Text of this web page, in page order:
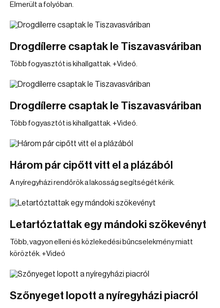
Elmerült a folyóban.
Drogdílerre csaptak le Tiszavasváriban
Több fogyasztót is kihallgattak. +Videó.
Drogdílerre csaptak le Tiszavasváriban
Több fogyasztót is kihallgattak. +Videó.
Három pár cipőtt vitt el a plázából
A nyíregyházi rendőrök a lakosság segítségét kérik.
Letartóztattak egy mándoki szökevényt
Több, vagyon elleni és közlekedési bűncselekmény miatt
körözték. +Videó
Szőnyeget lopott a nyíregyházi piacról